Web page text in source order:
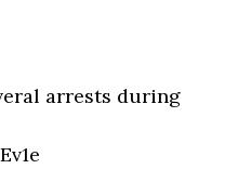
arrests during